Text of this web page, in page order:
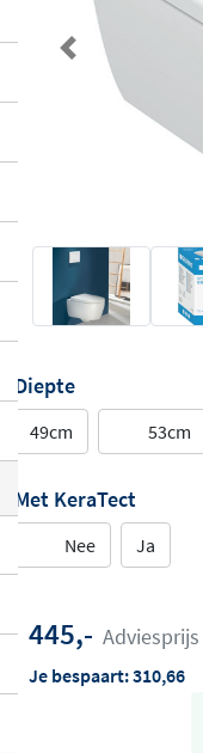
Previous
Diepte
49cm 53cm
Met KeraTect
Nee Ja
445,- Adviesprijs
Je bespaart:310,66